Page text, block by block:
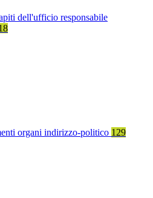
dell'ufficio responsabile
organi indirizzo-politico 129